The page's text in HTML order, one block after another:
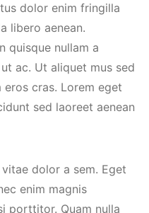
dolor enim fringilla
libero aenean.
quisque nullam a
ac. Ut aliquet mus sed
cras. Lorem eget
sed laoreet aenean
dolor a sem. Eget
enim magnis
porttitor. Quam nulla